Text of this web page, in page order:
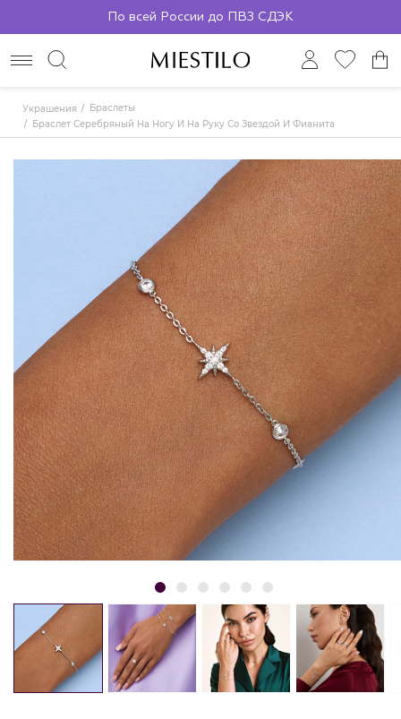
По всей России до ПВЗ СДЭК
Украшения
Браслеты
Браслет Серебряный На Ногу И На Руку Со Звездой И Фианитами MIESTILO